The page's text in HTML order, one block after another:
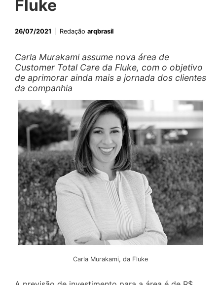
Fluke
26/07/2021 Redação arqbrasil
Carla Murakami assume nova área de
Customer Total Care da Fluke, com o objetivo
de aprimorar ainda mais a jornada dos clientes
da companhia
Carla Murakami, da Fluke